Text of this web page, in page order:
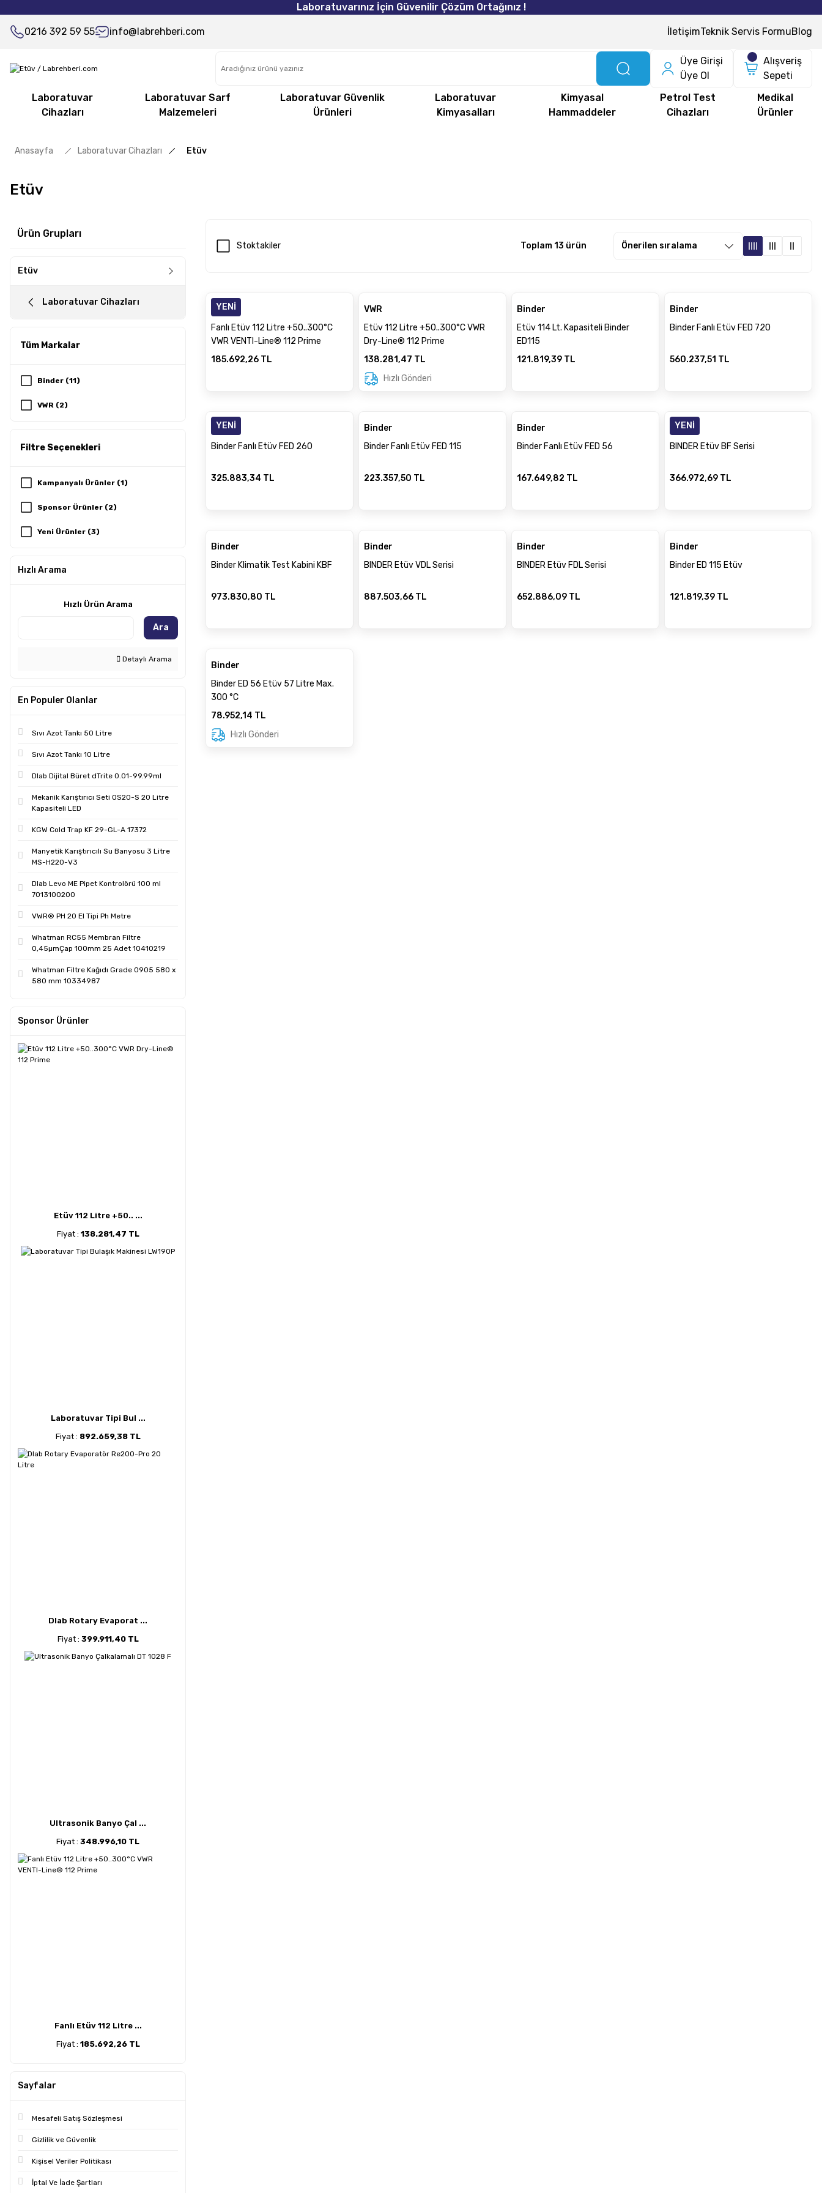
Laboratuvarınız İçin Güvenilir Çözüm Ortağınız !
0216 392 59 55 info@labrehberi.com İletişimTeknik Servis FormuBlog
Üye Girişi
Üye Ol
Alışveriş
Sepeti
Laboratuvar
Cihazları
Laboratuvar Sarf
Malzemeleri
Laboratuvar Güvenlik
Ürünleri
Laboratuvar
Kimyasalları
Kimyasal
Hammaddeler
Petrol Test
Cihazları
Medikal
Ürünler
Anasayfa Laboratuvar Cihazları Etüv
Etüv
Ürün Grupları
Etüv
Laboratuvar Cihazları
Tüm Markalar
Binder (11)
VWR (2)
Filtre Seçenekleri
Kampanyalı Ürünler (1)
Sponsor Ürünler (2)
Yeni Ürünler (3)
Hızlı Arama
Hızlı Ürün Arama
Ara
Detaylı Arama
En Populer Olanlar
Sıvı Azot Tankı 50 Litre
Sıvı Azot Tankı 10 Litre
Dlab Dijital Büret dTrite 0.01-99.99ml
Mekanik Karıştırıcı Seti OS20-S 20 Litre
Kapasiteli LED
KGW Cold Trap KF 29-GL-A 17372
Manyetik Karıştırıcılı Su Banyosu 3 Litre
MS-H220-V3
Dlab Levo ME Pipet Kontrolörü 100 ml
7013100200
VWR® PH 20 El Tipi Ph Metre
Whatman RC55 Membran Filtre
0,45µmÇap 100mm 25 Adet 10410219
Whatman Filtre Kağıdı Grade 0905 580 x
580 mm 10334987
Sponsor Ürünler
Etüv 112 Litre +50.. ...
Fiyat : 138.281,47 TL
Laboratuvar Tipi Bul ...
Fiyat : 892.659,38 TL
Dlab Rotary Evaporat ...
Fiyat : 399.911,40 TL
Ultrasonik Banyo Çal ...
Fiyat : 348.996,10 TL
Fanlı Etüv 112 Litre ...
Fiyat : 185.692,26 TL
Sayfalar
Mesafeli Satış Sözleşmesi
Gizlilik ve Güvenlik
Kişisel Veriler Politikası
İptal Ve İade Şartları
Stoktakiler Toplam 13 ürün
YENİ
VWR
Fanlı Etüv 112 Litre +50..300°C
VWR VENTI-Line® 112 Prime
185.692,26 TL
VWR
Etüv 112 Litre +50..300°C VWR
Dry-Line® 112 Prime
138.281,47 TL
Hızlı Gönderi
Binder
Etüv 114 Lt. Kapasiteli Binder
ED115
121.819,39 TL
Binder
Binder Fanlı Etüv FED 720
560.237,51 TL
YENİ
Binder
Binder Fanlı Etüv FED 260
325.883,34 TL
Binder
Binder Fanlı Etüv FED 115
223.357,50 TL
Binder
Binder Fanlı Etüv FED 56
167.649,82 TL
YENİ
Binder
BINDER Etüv BF Serisi
366.972,69 TL
Binder
Binder Klimatik Test Kabini KBF
973.830,80 TL
Binder
BINDER Etüv VDL Serisi
887.503,66 TL
Binder
BINDER Etüv FDL Serisi
652.886,09 TL
Binder
Binder ED 115 Etüv
121.819,39 TL
Binder
Binder ED 56 Etüv 57 Litre Max.
300 °C
78.952,14 TL
Hızlı Gönderi